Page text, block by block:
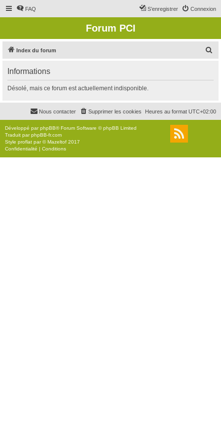
FAQ Connexion
S’enregistrer
Forum PCI
Index du forum
r
c
r
Informations
Désolé, mais ce forum est actuellement indisponible.
Heures au format UTC+02:00
Supprimer les cookies
Nous contacter
Développé parphpBB® Forum Software © phpBB Limited
Traduit parphpBB-fr.com
Style proflat par ©Mazeltof 2017
Confidentialité | Conditions